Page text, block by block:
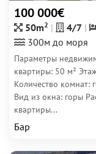
100 000€
50m2 4/7
300м до моря
Параметры
квартиры: 50 м²
Количество комнат:
Вид из окна: горы
квартиры...
Бар